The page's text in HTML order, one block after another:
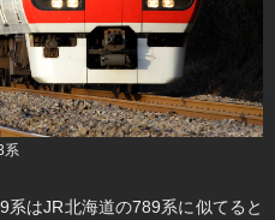
系
系はJR北海道の789系に似てると